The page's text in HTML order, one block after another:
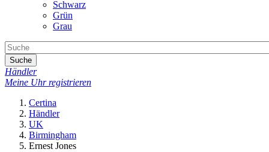
Schwarz
Grün
Grau
Suche
Händler
Meine Uhr registrieren
Certina
Händler
UK
Birmingham
Ernest Jones